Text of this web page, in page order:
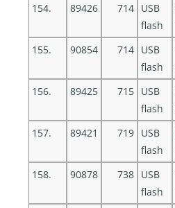
154.
89426 714 USB
flash
155.
90854 714 USB
flash
156.
89425 715 USB
flash
157.
89421 719 USB
flash
158.
90878 738 USB
flash